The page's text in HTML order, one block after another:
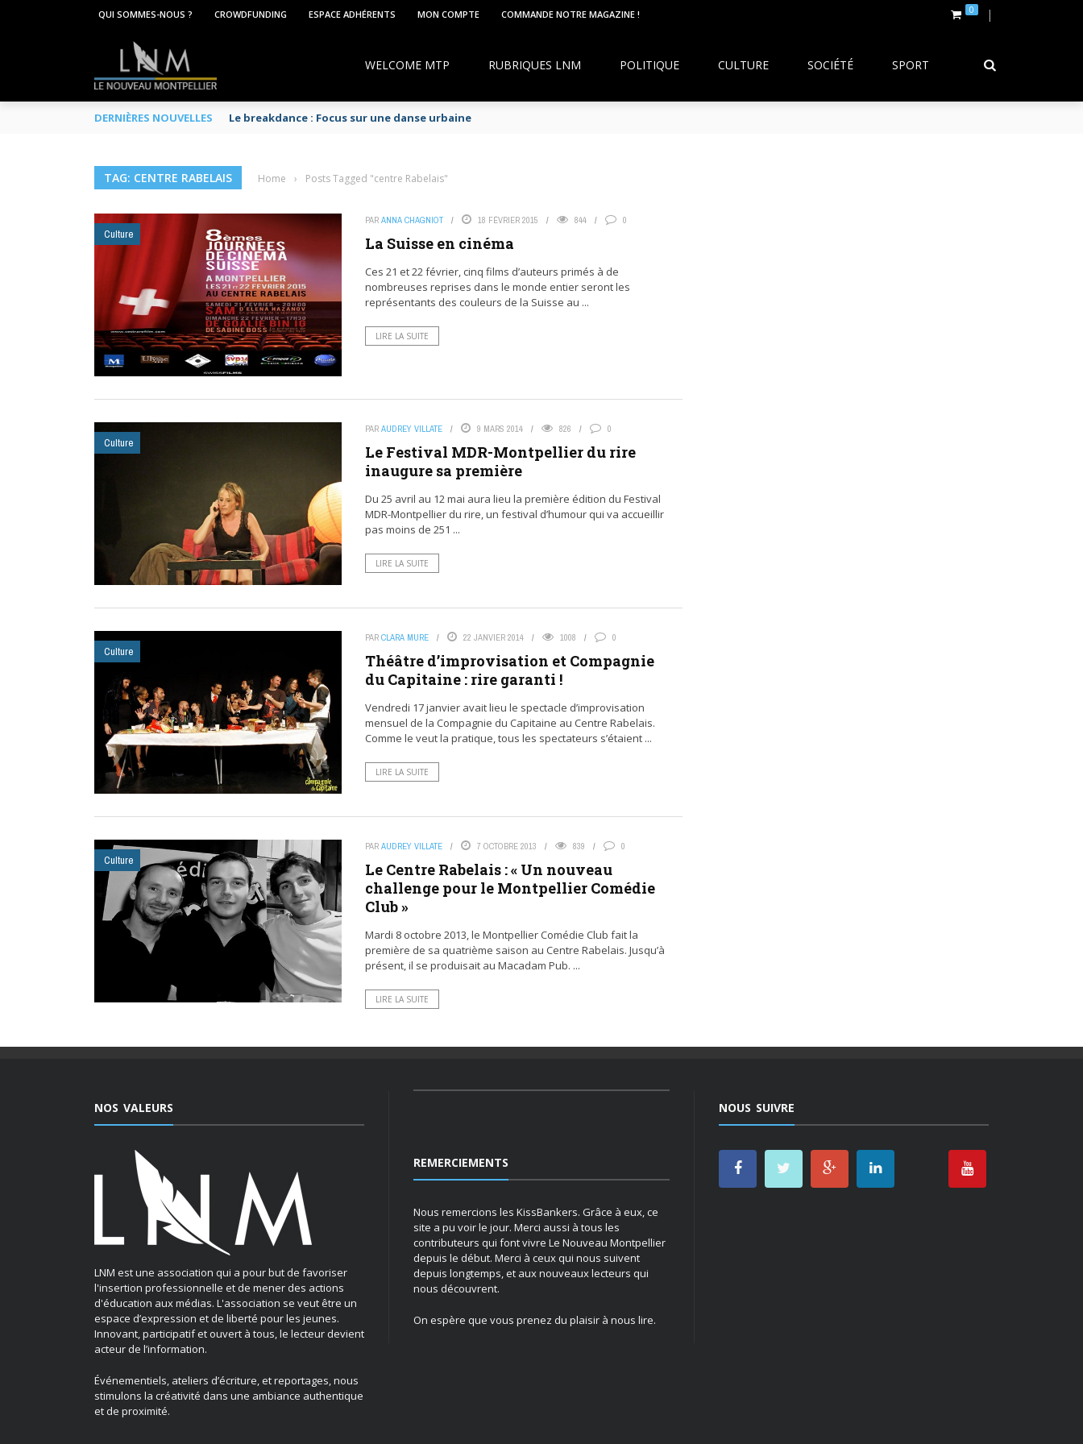
QUI SOMMES-NOUS ? CROWDFUNDING ESPACE ADHÉRENTS MON COMPTE COMMANDE NOTRE MAGAZINE ! 0
WELCOME MTP RUBRIQUES LNM POLITIQUE CULTURE SOCIÉTÉ SPORT
DERNIÈRES NOUVELLES Le breakdance : Focus sur une danse urbaine
TAG: CENTRE RABELAIS Home › Posts Tagged "centre Rabelais"
Culture
PAR ANNA CHAGNIOT 18 FÉVRIER 2015 844 0
La Suisse en cinéma
Ces 21 et 22 février, cinq films d’auteurs primés à de
nombreuses reprises dans le monde entier seront les
représentants des couleurs de la Suisse au ...
LIRE LA SUITE
Culture
PAR AUDREY VILLATE 9 MARS 2014 826 0
Le Festival MDR-Montpellier du rire
inaugure sa première
Du 25 avril au 12 mai aura lieu la première édition du Festival
MDR-Montpellier du rire, un festival d’humour qui va accueillir
pas moins de 251 ...
LIRE LA SUITE
Culture
PAR CLARA MURE 22 JANVIER 2014 1008 0
Théâtre d’improvisation et Compagnie
du Capitaine : rire garanti !
Vendredi 17 janvier avait lieu le spectacle d’improvisation
mensuel de la Compagnie du Capitaine au Centre Rabelais.
Comme le veut la pratique, tous les spectateurs s’étaient ...
LIRE LA SUITE
Culture
PAR AUDREY VILLATE 7 OCTOBRE 2013 839 0
Le Centre Rabelais : « Un nouveau
challenge pour le Montpellier Comédie
Club »
Mardi 8 octobre 2013, le Montpellier Comédie Club fait la
première de sa quatrième saison au Centre Rabelais. Jusqu’à
présent, il se produisait au Macadam Pub. ...
LIRE LA SUITE
NOS VALEURS
LNM est une association qui a pour but de favoriser
l'insertion professionnelle et de mener des actions
d'éducation aux médias. L'association se veut être un
espace d’expression et de liberté pour les jeunes.
Innovant, participatif et ouvert à tous, le lecteur devient
acteur de l’information.
Événementiels, ateliers d’écriture, et reportages, nous
stimulons la créativité dans une ambiance authentique
et de proximité.
REMERCIEMENTS
Nous remercions les KissBankers. Grâce à eux, ce
site a pu voir le jour. Merci aussi à tous les
contributeurs qui font vivre Le Nouveau Montpellier
depuis le début. Merci à ceux qui nous suivent
depuis longtemps, et aux nouveaux lecteurs qui
nous découvrent.
On espère que vous prenez du plaisir à nous lire.
NOUS SUIVRE